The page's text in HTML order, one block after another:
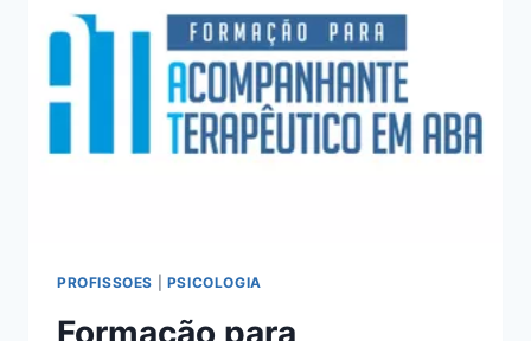
REVIEW
CURSO
AVIAÇÃO
É
PROFISSOES PSICOLOGIA
Formação para